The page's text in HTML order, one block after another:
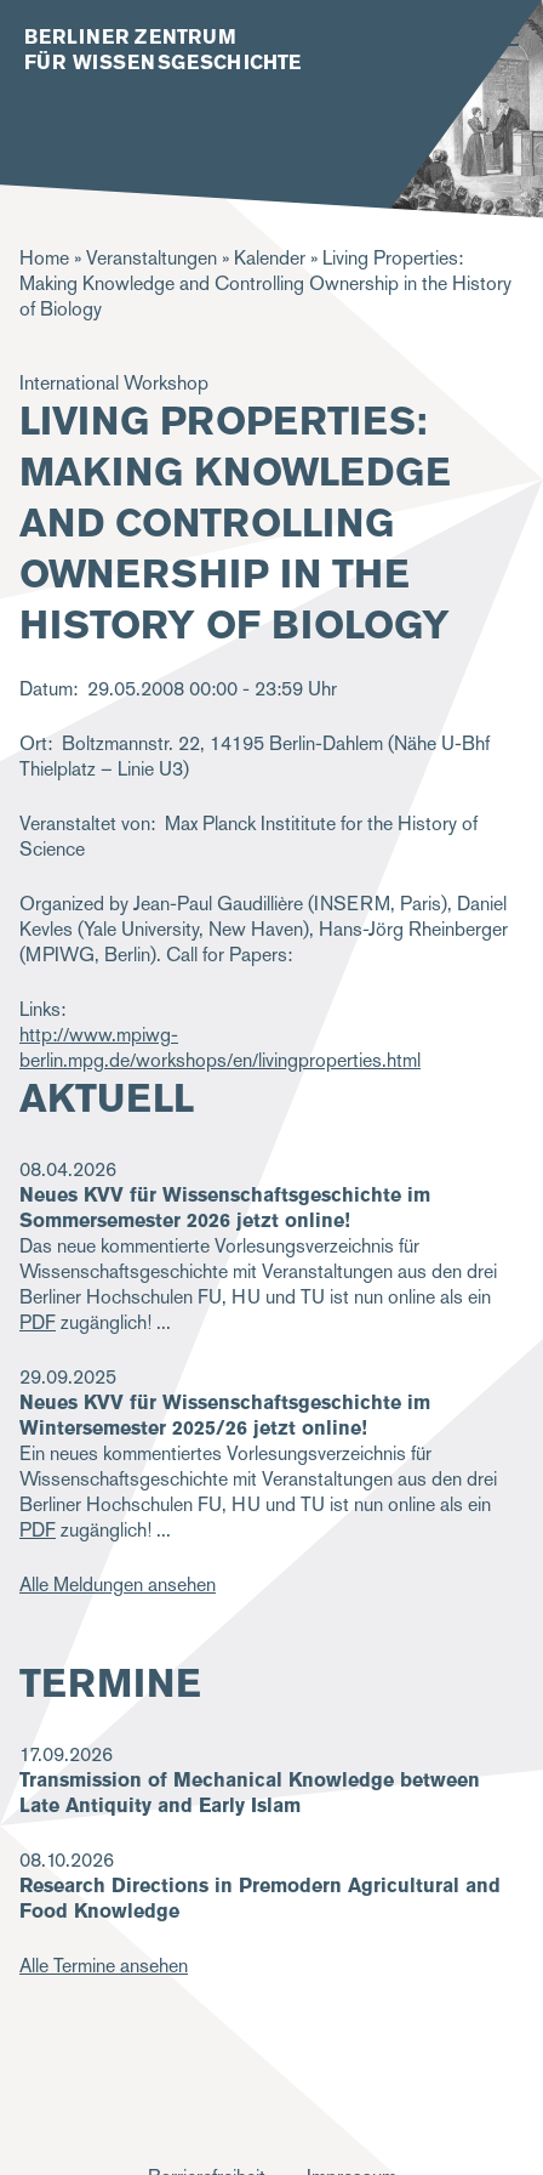
BERLINER ZENTRUM
FÜR WISSENSGESCHICHTE
P
f
d
n
a
v
i
g
a
i
o
n
Home Veranstaltungen Kalender
Living Properties:
Making Knowledge and Controlling Ownership in the History
of Biology
International Workshop
LIVING PROPERTIES:
MAKING KNOWLEDGE
AND CONTROLLING
OWNERSHIP IN THE
HISTORY OF BIOLOGY
Datum 29.05.200800:00 - 23:59 Uhr
Ort
Boltzmannstr. 22, 14195 Berlin-Dahlem (Nähe U-Bhf
Thielplatz – Linie U3)
Veranstaltet von
Max Planck Instititute for the History of
Science
Organized by Jean-Paul Gaudillière (INSERM, Paris), Daniel
Kevles (Yale University, New Haven), Hans-Jörg Rheinberger
(MPIWG, Berlin). Call for Papers:
Links
http://www.mpiwg-
berlin.mpg.de/workshops/en/livingproperties.html
AKTUELL
08.04.2026
Neues KVV für Wissenschaftsgeschichte im
Sommersemester 2026 jetzt online!
Das neue kommentierte Vorlesungsverzeichnis für
Wissenschaftsgeschichte mit Veranstaltungen aus den drei
Berliner Hochschulen FU, HU und TU ist nun online als ein
PDFzugänglich!
29.09.2025
Neues KVV für Wissenschaftsgeschichte im
Wintersemester 2025/26 jetzt online!
Ein neues kommentiertes Vorlesungsverzeichnis für
Wissenschaftsgeschichte mit Veranstaltungen aus den drei
Berliner Hochschulen FU, HU und TU ist nun online als ein
PDFzugänglich!
Alle Meldungen ansehen
TERMINE
17.09.2026
Transmission of Mechanical Knowledge between
Late Antiquity and Early Islam
08.10.2026
Research Directions in Premodern Agricultural and
Food Knowledge
Alle Termine ansehen